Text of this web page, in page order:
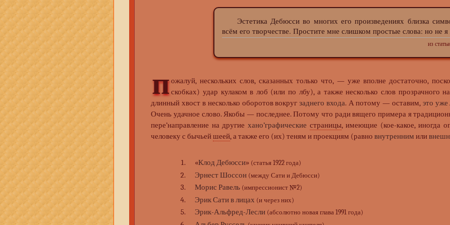
Эстетика Дебюсси во многих его произведениях близка
всём его творчестве. Простите мне слишком простые слова: но не
из
пожалуй, нескольких слов, сказанных только что, — уже вполне достаточно,
скобках) удар кулаком в лоб (или по лбу), а также несколько слов прозрачного
длинный хвост в несколько оборотов вокругзаднего входа. А потому — оставим, это
Очень удачное слово. Якобы — последнее. Потому что ради вящего примера я
пере’направление на другие хано’графические страницы, имеющие (кое-какое, иногда
человеку с бычьейшеей, а также его (их) теням и проекциям (равновнутренним или
«Клод Дебюсси» (статья 1922 года)
Эрнест Шоссон (между Сати и Дебюсси)
Морис Равель (импрессионист №2)
Эрик Сати в лицах (и через них)
Эрик-Альфред-Лесли (абсолютно новая глава 1991 года)